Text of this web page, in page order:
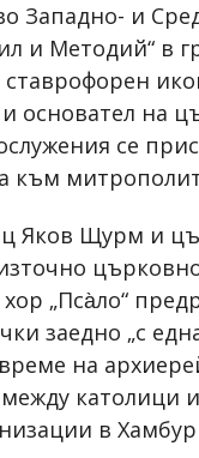
Западно- и
и Методий“ в
основател на
се
към
Яков Щурм и
„Пса̀ло“
заедно „с
на
католици
в